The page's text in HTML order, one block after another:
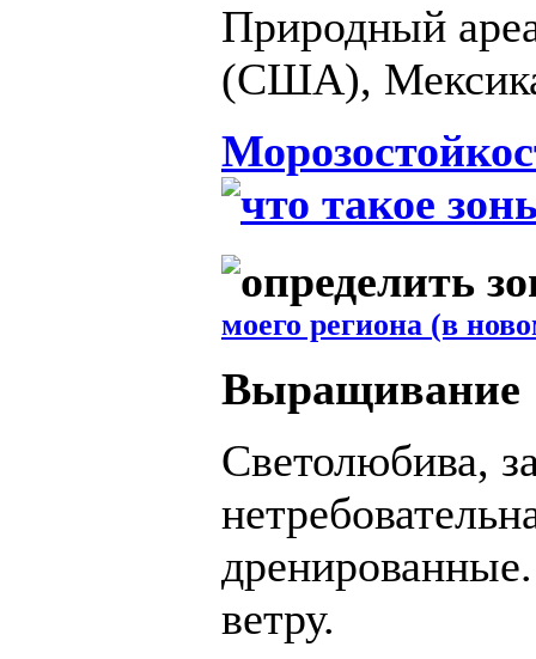
Природный
(США),
моего региона (в
Выращивание
Светолюбива,
ветру.